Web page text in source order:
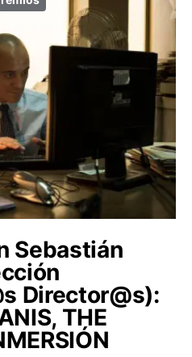
Sebastián
Director@s):
THE